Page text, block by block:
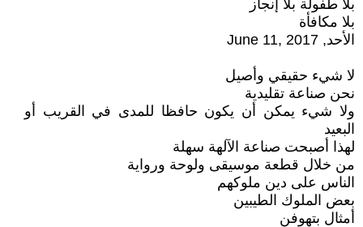
بلا طفولة بلا إنجاز
بلا مكافأة
الأحد, June 11, 2017
لا شيء حقيقي وأصيل
نحن صناعة تقليدية
ولا شيء يمكن أن يكون حافظا للمدى في القريب أو
البعيد
لهذا أصبحت صناعة الآلهة سهلة
من خلال قطعة موسيقى ولوحة ورواية
الناس على دين ملوكهم
بعض الملوك الطيبين
أمثال بتهوفن